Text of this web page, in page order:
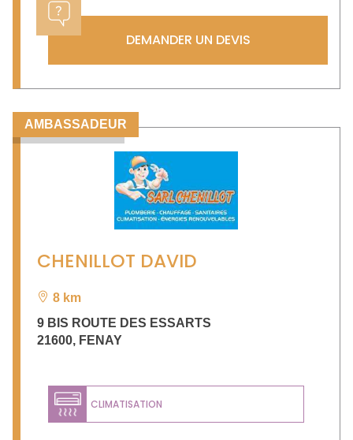
DEMANDER UN DEVIS
AMBASSADEUR
CHENILLOT DAVID
8 km
9 BIS ROUTE DES ESSARTS
21600, FENAY
CLIMATISATION